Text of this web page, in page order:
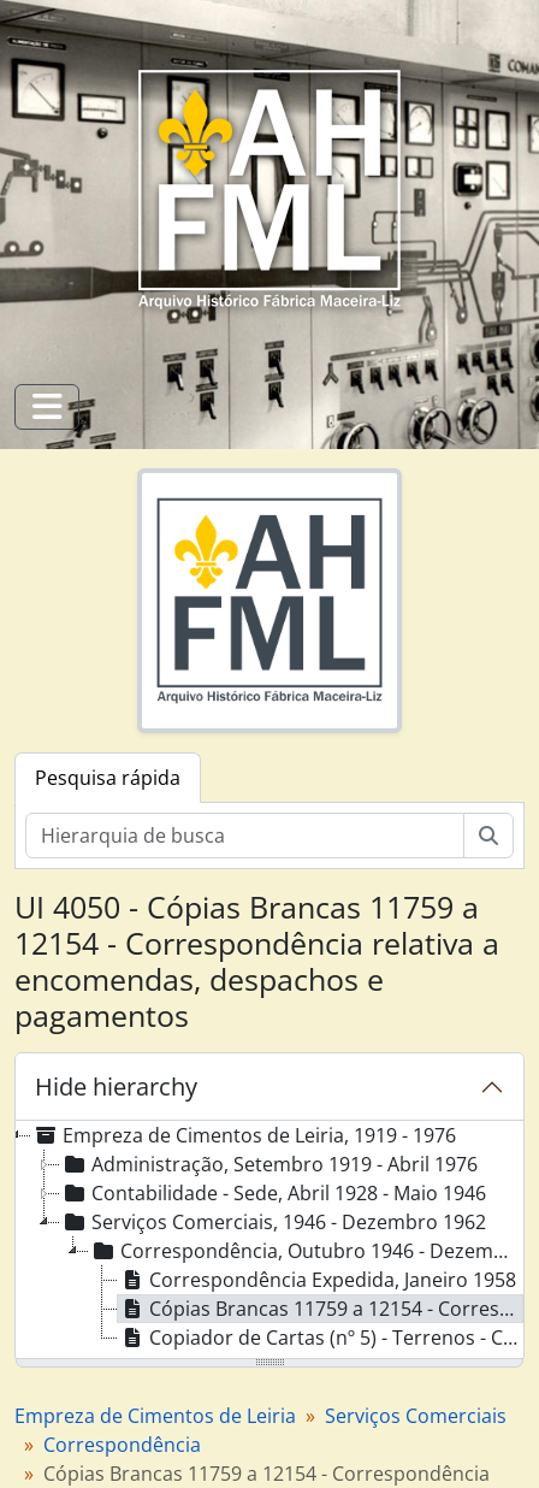
Skip to main content
Toggle navigation
Pesquisa rápida
UI 4050 - Cópias Brancas 11759 a
12154 - Correspondência relativa a
encomendas, despachos e
pagamentos
Hide hierarchy
Empreza de Cimentos de Leiria, 1919 - 1976
Administração, Setembro 1919 - Abril 1976
Contabilidade - Sede, Abril 1928 - Maio 1946
Serviços Comerciais, 1946 - Dezembro 1962
Correspondência, Outubro 1946 - Dezembro 1962
Correspondência Expedida, Janeiro 1958
Cópias Brancas 11759 a 12154 - Correspondência relativa a encomendas, despachos e pagamentos, Dezembro 1962
Copiador de Cartas (nº 5) - Terrenos - Correspondência com a SEDE, Dr. Pedro Dias, Conservatórias, Notários, Proprietários, etc., Outubro 1946 - Dezembro 1947
Empreza de Cimentos de Leiria
Serviços Comerciais
Correspondência
Cópias Brancas 11759 a 12154 - Correspondência